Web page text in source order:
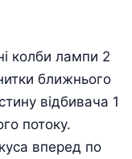
колби лампи 2
ближнього
відбивача 1
потоку.
вперед по